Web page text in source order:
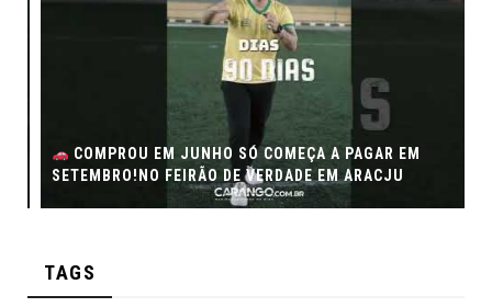
COMPROU EM JUNHO SÓ COMEÇA A PAGAR EM
SETEMBRO!NO FEIRÃO DE VERDADE EM ARACJU
TAGS